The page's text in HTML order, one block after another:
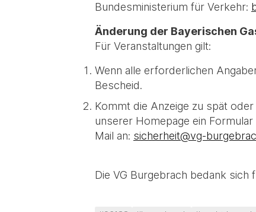
Bundesministerium für Verkehr:
Änderung der Bayerischen
Für Veranstaltungen gilt:
Wenn alle erforderlichen
Bescheid.
Kommt die Anzeige zu spät
unserer Homepage ein
Mail an: sicherheit@vg-
Die VG Burgebrach bedank sich